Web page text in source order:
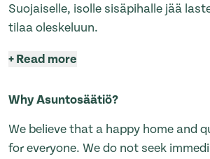
Suojaiselle, isolle sisäpihalle jää
tilaa oleskeluun.
+Read more
Why Asuntosäätiö?
We believe that a happy home and
for everyone. We do not seek